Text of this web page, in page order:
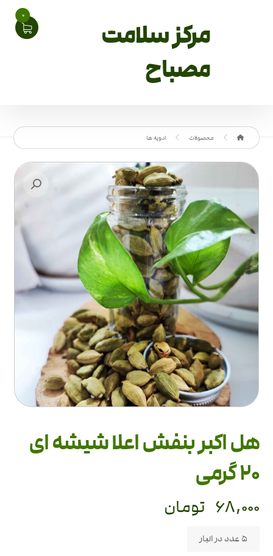
مرکز سلامت
مصباح
0
محصولات ادویه ها
هل اکبر بنفش اعلا شیشه ای
20 گرمی
۶۸,۰۰۰ تومان
5 عدد در انبار